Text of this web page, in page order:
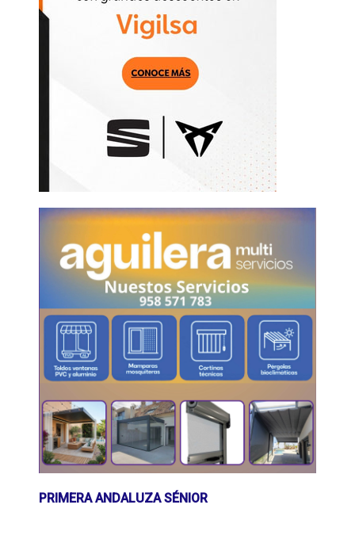
PRIMERA ANDALUZA SÉNIOR